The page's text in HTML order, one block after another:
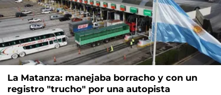
La Matanza: manejaba borracho y con un
registro "trucho" por una autopista